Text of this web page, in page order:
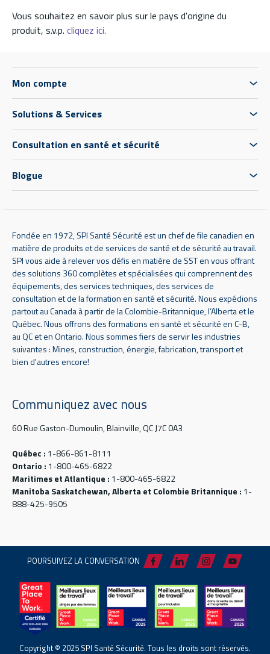
Vous souhaitez en savoir plus sur le pays d'origine du
produit, s.v.p. cliquez ici.
Mon compte
Solutions & Services
Consultation en santé et sécurité
Blogue
Fondée en 1972, SPI Santé Sécurité est un chef de file canadien en
matière de produits et de services de santé et de sécurité au travail.
SPI vous aide à relever vos défis en matière de SST en vous offrant
des solutions 360 complètes et spécialisées qui comprennent des
équipements, des services techniques, des services de
consultation et de la formation en santé et sécurité. Nous expédions
partout au Canada à partir de la Colombie-Britannique, l’Alberta et le
Québec. Nous offrons des formations en santé et sécurité en C-B,
au QC et en Ontario. Nous sommes fiers de servir les industries
suivantes : Mines, construction, énergie, fabrication, transport et
bien d'autres encore!
Communiquez avec nous
60 Rue Gaston-Dumoulin, Blainville, QC J7C 0A3
Québec : 1-866-861-8111
Ontario : 1-800-465-6822
Maritimes et Atlantique : 1-800-465-6822
Manitoba Saskatchewan, Alberta et Colombie Britannique : 1-
888-425-9505
POURSUIVEZ LA CONVERSATION
Copyright © 2025 SPI Santé Sécurité. Tous les droits sont réservés.